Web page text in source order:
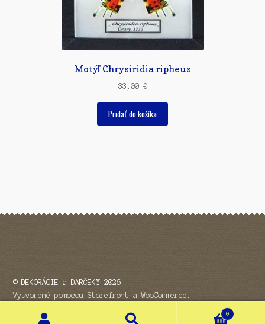
Motýľ Chrysiridia ripheus
33,00 €
Pridať do košíka
© DEKORÁCIE a DARČEKY 2026
Vytvorené pomocou Storefront a WooCommerce
0